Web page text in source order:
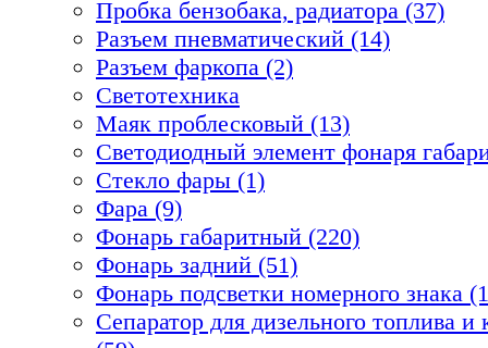
Пробка бензобака, радиатора (37)
Разъем пневматический (14)
Разъем фаркопа (2)
Светотехника
Маяк проблесковый (13)
Светодиодный элемент фонаря
Стекло фары (1)
Фара (9)
Фонарь габаритный (220)
Фонарь задний (51)
Фонарь подсветки номерного знака
Сепаратор для дизельного топлива